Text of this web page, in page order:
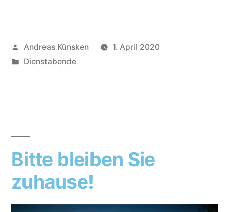
Andreas Künsken
1. April 2020
Dienstabende
Bitte bleiben Sie
zuhause!